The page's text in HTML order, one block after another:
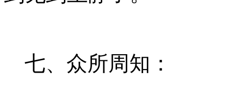
七、众所周知：